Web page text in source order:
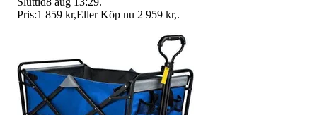
Pris:1 859 kr,Eller Köp nu 2 959 kr,.